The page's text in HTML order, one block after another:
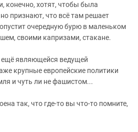
конечно, хотят, чтобы была
признают, что всё там решает
очередную бурю в маленьком
своими капризами, стакане.
являющейся ведущей
крупные европейские политики
и чуть ли не фашистом...
так, что где-то вы что-то помните,